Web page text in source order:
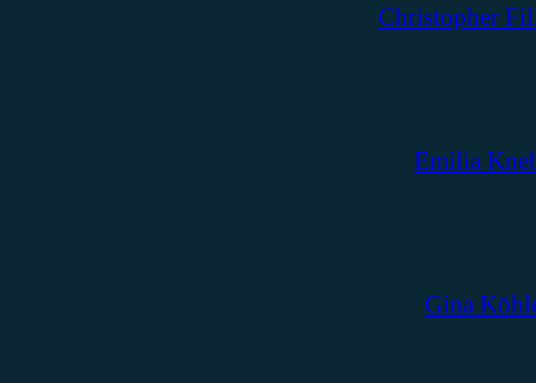
Christopher
Emilia
Gina